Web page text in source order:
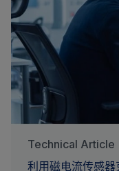
Technical Article
利用磁电流传感